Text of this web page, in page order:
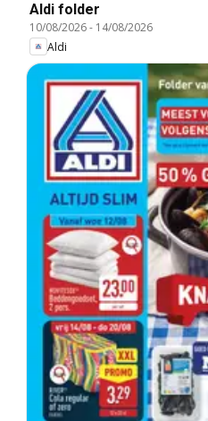
Aldi folder
10/08/2026- 14/08/2026
Aldi